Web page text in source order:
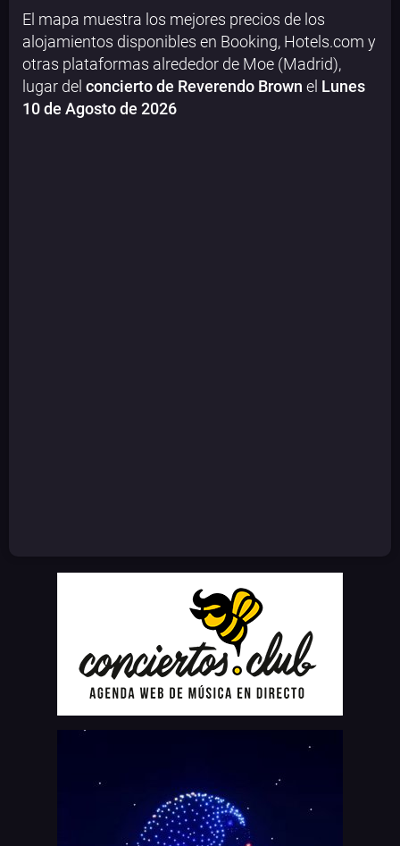
El mapa muestra los mejores precios de los
alojamientos disponibles en Booking, Hotels.com y
otras plataformas alrededor de Moe (Madrid),
lugar del concierto de Reverendo Brown el Lunes
10 de Agosto de 2026